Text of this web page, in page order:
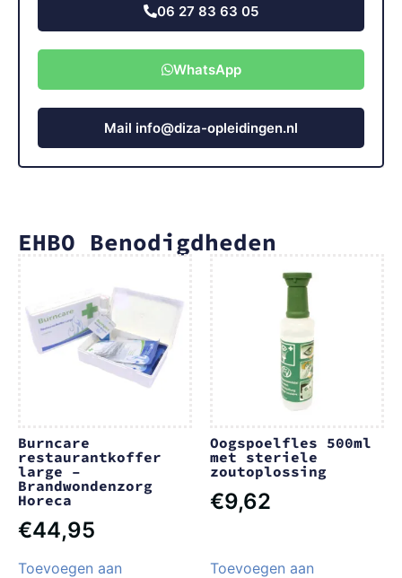
06 27 83 63 05
WhatsApp
Mail info@diza-opleidingen.nl
EHBO Benodigdheden
Burncare
restaurantkoffer
large –
Brandwondenzorg
Horeca
€44,95
Toevoegen aan
Oogspoelfles 500ml
met steriele
zoutoplossing
€9,62
Toevoegen aan